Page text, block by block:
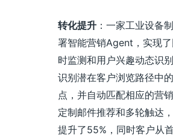
转化提升 ：一家工业设备
署智能营销Agent，实现
时监测和用户兴趣动态识
识别潜在客户浏览路径中
点，并自动匹配相应的营
定制邮件推荐和多轮触达
提升了55%，同时客户从